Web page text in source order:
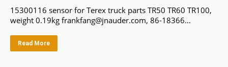
15300116 sensor for Terex truck parts TR50 TR60 TR100,
weight 0.19kg frankfang@jnauder.com, 86-18366…
Read More